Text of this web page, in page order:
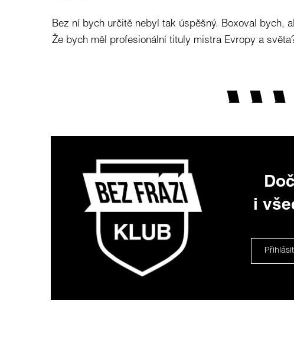
Bez ní bych určitě nebyl tak úspěšný. Boxoval bych,
Že bych měl profesionální tituly mistra Evropy a
i